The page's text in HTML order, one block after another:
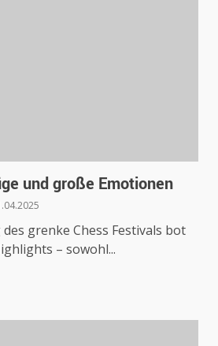
und große Emotionen
grenke Chess Festivals bot
– sowohl...